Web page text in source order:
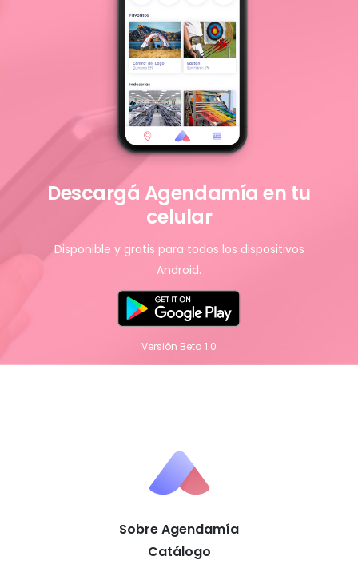
Descargá Agendamía en tu
celular
Disponible y gratis para todos los dispositivos
Android.
Versión Beta 1.0
Sobre Agendamía
Catálogo